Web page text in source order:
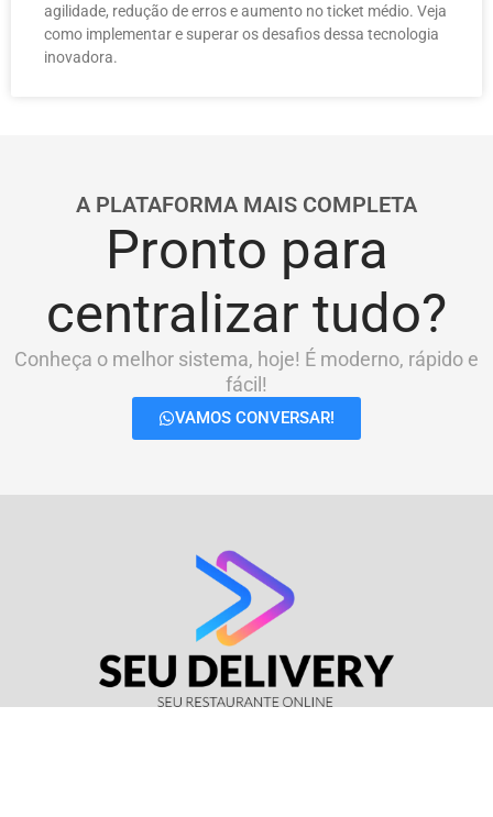
agilidade, redução de erros e aumento no ticket médio. Veja
como implementar e superar os desafios dessa tecnologia
inovadora.
A PLATAFORMA MAIS COMPLETA
Pronto para
centralizar tudo?
Conheça o melhor sistema, hoje! É moderno, rápido e
fácil!
VAMOS CONVERSAR!